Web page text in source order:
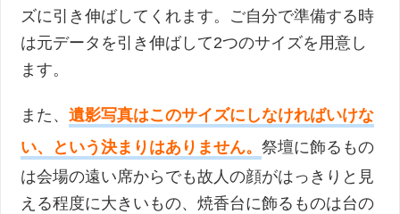
ズに引き伸ばしてくれます。ご自分で準備する時
は元データを引き伸ばして2つのサイズを用意し
ます。
また、遺影写真はこのサイズにしなければいけな
い、という決まりはありません。祭壇に飾るもの
は会場の遠い席からでも故人の顔がはっきりと見
える程度に大きいもの、焼香台に飾るものは台の